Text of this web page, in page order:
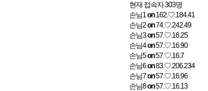
현재 접속자303명
손님1on 162.♡.184.41
손님2on74.♡.242.49
손님3on57.♡.16.25
손님4on57.♡.16.90
손님5on57.♡.16.7
손님6on83.♡.206.234
손님7on57.♡.16.96
손님8on57.♡.16.13